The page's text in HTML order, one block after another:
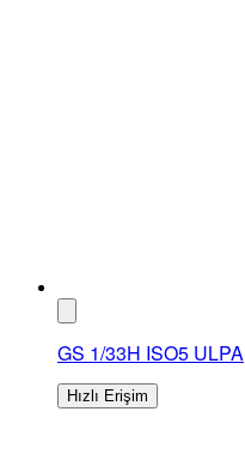
GS 1/33H ISO5 ULPA
Hızlı Erişim